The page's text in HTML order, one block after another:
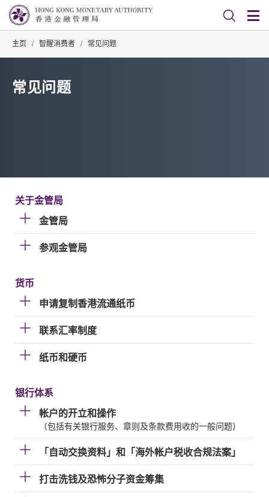
主页 / 智醒消费者 / 常见问题
常见问题
关于金管局
金管局
参观金管局
货币
申请复制香港流通纸币
联系汇率制度
纸币和硬币
银行体系
帐户的开立和操作
（包括有关银行服务、章则及条款费用收的一般问题）
「自动交换资料」和「海外帐户税收合规法案」
打击洗钱及恐怖分子资金筹集